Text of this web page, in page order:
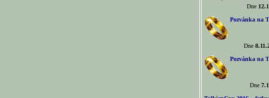
Dne
Pozvánka na
Dne
Pozvánka na
Dne